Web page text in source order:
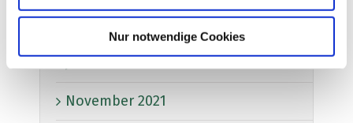
Nur notwendige Cookies
November 2021